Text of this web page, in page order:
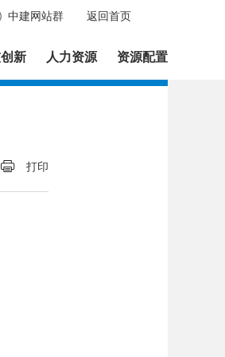
返回首页
中建网站群
新 人力资源 资源配置
打印